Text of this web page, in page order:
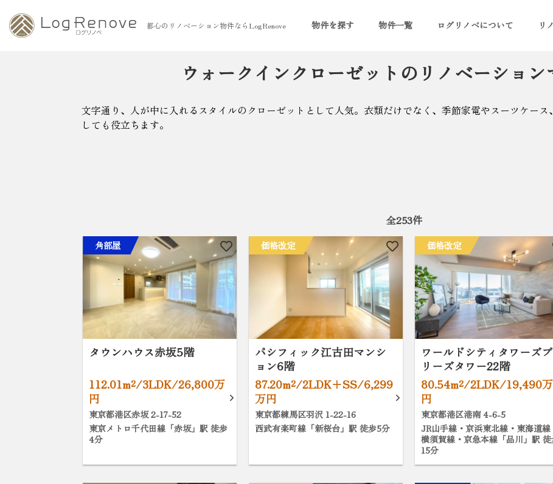
都心のリノベーション物件ならLogRenove 物件を探す 物件一覧 ログリノベについて リ
ウォークインクローゼットのリノベーション
文字通り、人が中に入れるスタイルのクローゼットとして人気。衣類だけでなく、季節家電やスーツケー
しても役立ちます。
全253件
角部屋
タウンハウス赤坂5階
112.01m²/3LDK/26,800万
円
東京都港区赤坂 2-17-52
東京メトロ千代田線「赤坂」駅 徒歩
4分
価格改定
パシフィック江古田マンシ
ョン6階
87.20m²/2LDK+SS/6,299
万円
東京都練馬区羽沢 1-22-16
西武有楽町線「新桜台」駅 徒歩5分
価格改定
ワールドシティタワーズブ
リーズタワー22階
80.54m²/2LDK/19,490万
円
東京都港区港南 4-6-5
JR山手線・京浜東北線・東海道線
横須賀線・京急本線「品川」駅
15分